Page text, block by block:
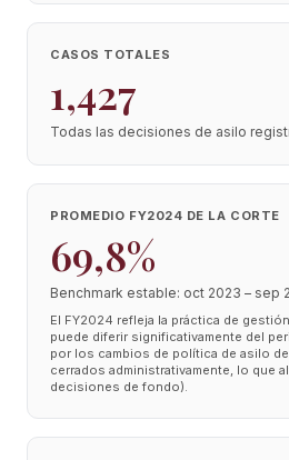
CASOS TOTALES
1,427
Todas las decisiones de asilo
PROMEDIO FY2024 DE LA CORTE
69,8%
Benchmark estable: oct 2023 – sep
El FY2024 refleja la práctica de
puede diferir significativamente del
por los cambios de política de asilo
cerrados administrativamente, lo que
decisiones de fondo).